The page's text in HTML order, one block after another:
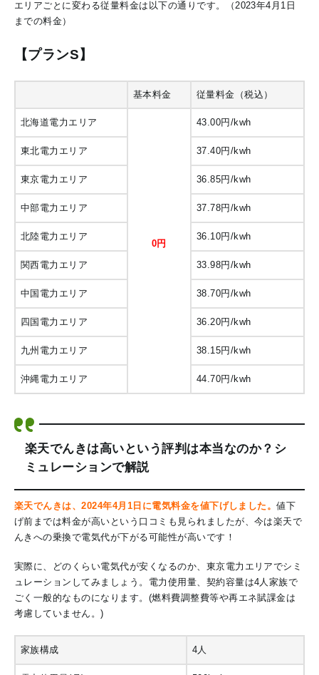
エリアごとに変わる従量料金は以下の通りです。（2023年4月1日
までの料金）
【プランS】
基本料金 従量料金（税込）
北海道電力エリア
0円
43.00円/kwh
東北電力エリア 37.40円/kwh
東京電力エリア 36.85円/kwh
中部電力エリア 37.78円/kwh
北陸電力エリア 36.10円/kwh
関西電力エリア 33.98円/kwh
中国電力エリア 38.70円/kwh
四国電力エリア 36.20円/kwh
九州電力エリア 38.15円/kwh
沖縄電力エリア 44.70円/kwh
楽天でんきは高いという評判は本当なのか？シ
ミュレーションで解説
楽天でんきは、2024年4月1日に電気料金を値下げしました。値下
げ前までは料金が高いという口コミも見られましたが、今は楽天で
んきへの乗換で電気代が下がる可能性が高いです！
実際に、どのくらい電気代が安くなるのか、東京電力エリアでシミ
ュレーションしてみましょう。 電力使用量、契約容量は4人家族で
ごく一般的なものになります。(燃料費調整費等や再エネ賦課金は
考慮していません。)
家族構成 4人